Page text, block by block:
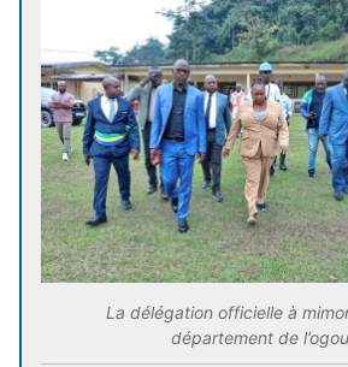
La délégation officielle à
département de